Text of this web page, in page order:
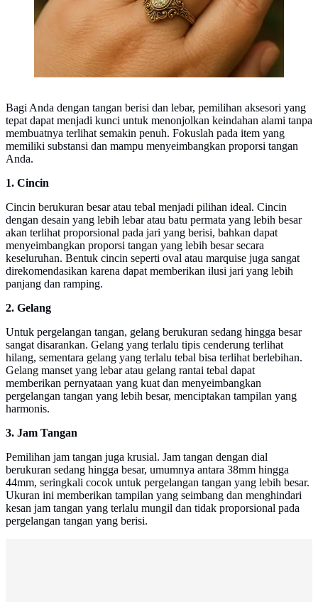
Bagi Anda dengan tangan berisi dan lebar, pemilihan aksesori yang
tepat dapat menjadi kunci untuk menonjolkan keindahan alami tanpa
membuatnya terlihat semakin penuh. Fokuslah pada item yang
memiliki substansi dan mampu menyeimbangkan proporsi tangan
Anda.
1. Cincin
Cincin berukuran besar atau tebal menjadi pilihan ideal. Cincin
dengan desain yang lebih lebar atau batu permata yang lebih besar
akan terlihat proporsional pada jari yang berisi, bahkan dapat
menyeimbangkan proporsi tangan yang lebih besar secara
keseluruhan. Bentuk cincin seperti oval atau marquise juga sangat
direkomendasikan karena dapat memberikan ilusi jari yang lebih
panjang dan ramping.
2. Gelang
Untuk pergelangan tangan, gelang berukuran sedang hingga besar
sangat disarankan. Gelang yang terlalu tipis cenderung terlihat
hilang, sementara gelang yang terlalu tebal bisa terlihat berlebihan.
Gelang manset yang lebar atau gelang rantai tebal dapat
memberikan pernyataan yang kuat dan menyeimbangkan
pergelangan tangan yang lebih besar, menciptakan tampilan yang
harmonis.
3. Jam Tangan
Pemilihan jam tangan juga krusial. Jam tangan dengan dial
berukuran sedang hingga besar, umumnya antara 38mm hingga
44mm, seringkali cocok untuk pergelangan tangan yang lebih besar.
Ukuran ini memberikan tampilan yang seimbang dan menghindari
kesan jam tangan yang terlalu mungil dan tidak proporsional pada
pergelangan tangan yang berisi.